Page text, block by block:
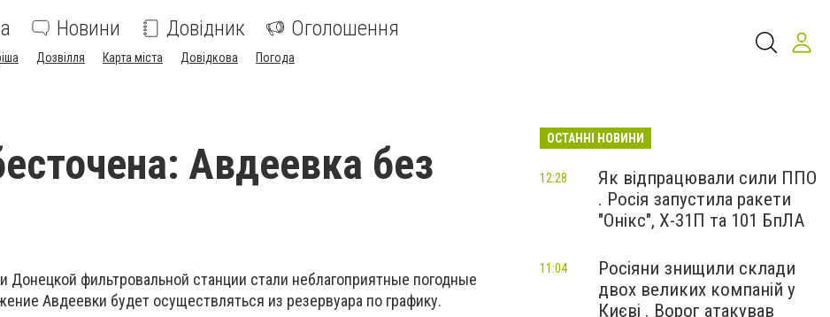
Новини Довідник Оголошення
Дозвілля Карта міста Довідкова Погода
Авдеевка без
Донецкой фильтровальной станции стали неблагоприятные погодные
Авдеевки будет осуществляться из резервуара по графику.
ОСТАННІ НОВИНИ
Як відпрацювали сили ППО
. Росія запустила ракети
"Онікс", Х-31П та 101 БпЛА
12:28
Росіяни знищили склади
двох великих компаній у
Києві . Ворог атакував
11:04